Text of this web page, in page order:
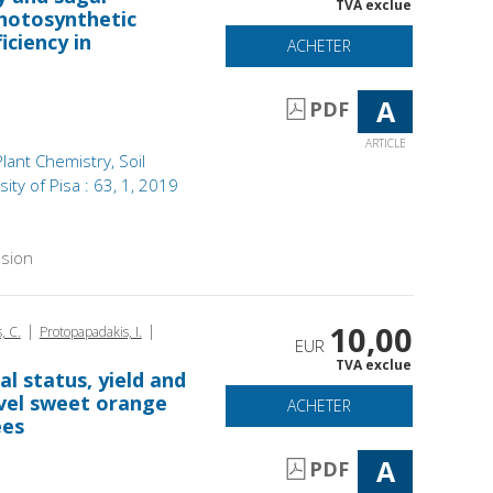
in
Chemistry, Soil
of Pisa : 63, 1, 2019
TVA exclue
ACHETER
PDF A
ARTICLE
C. | Protopapadakis, I. |
status, yield and
sweet orange
EUR 10,00
TVA exclue
ACHETER
PDF A